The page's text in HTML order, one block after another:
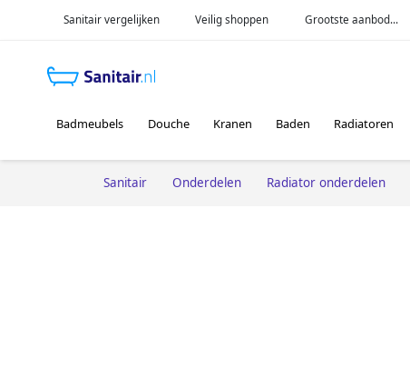
Sanitair vergelijken Veilig shoppen Grootste aanbod...
Badmeubels Douche Kranen Baden Radiatoren
Sanitair Onderdelen Radiator onderdelen